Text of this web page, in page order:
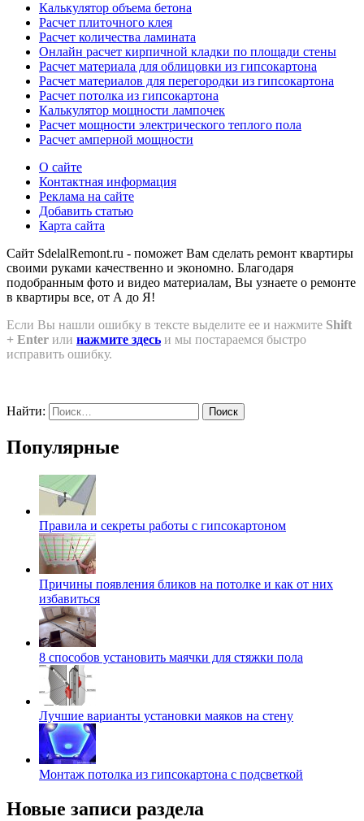
Калькулятор объема бетона
Расчет плиточного клея
Расчет количества ламината
Онлайн расчет кирпичной кладки по площади стены
Расчет материала для облицовки из гипсокартона
Расчет материалов для перегородки из гипсокартона
Расчет потолка из гипсокартона
Калькулятор мощности лампочек
Расчет мощности электрического теплого пола
Расчет амперной мощности
О сайте
Контактная информация
Реклама на сайте
Добавить статью
Карта сайта
Сайт SdelalRemont.ru - поможет Вам сделать ремонт квартиры
своими руками качественно и экономно. Благодаря
подобранным фото и видео материалам, Вы узнаете о ремонте
в квартиры все, от А до Я!
Если Вы нашли ошибку в тексте выделите ее и нажмите Shift
+ Enter или нажмите здесь и мы постараемся быстро
исправить ошибку.
Найти:
Популярные
Правила и секреты работы с гипсокартоном
Причины появления бликов на потолке и как от них
избавиться
8 способов установить маячки для стяжки пола
Лучшие варианты установки маяков на стену
Монтаж потолка из гипсокартона с подсветкой
Новые записи раздела